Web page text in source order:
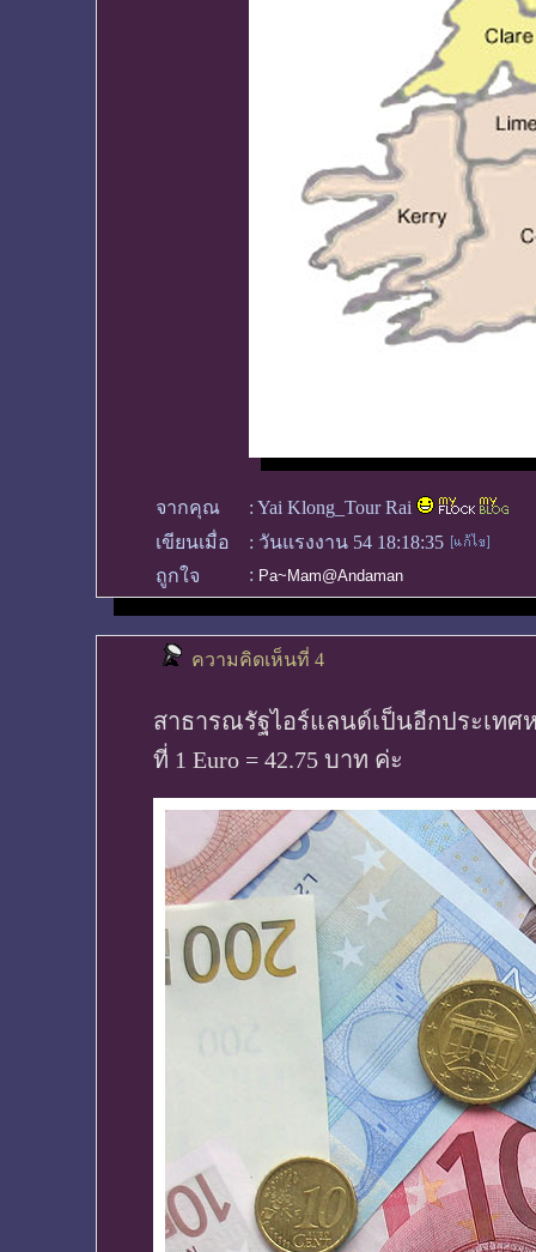
จากคุณ : Yai Klong_Tour Rai
เขียนเมื่อ
: วันแรงงาน 54 18:18:35
ถูกใจ
: Pa~Mam@Andaman
ความคิดเห็นที่ 4
สาธารณรัฐไอร์แลนด์เป็นอีกประเทศ
ที่ 1 Euro = 42.75 บาท ค่ะ